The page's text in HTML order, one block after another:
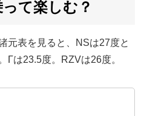
て楽しむ？
元表を見ると、NSは27度と
Γは23.5度。RZVは26度。